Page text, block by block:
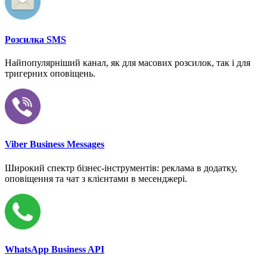
Розсилка SMS
Найпопулярніший канал, як для масових розсилок, так і для
тригерних оповіщень.
Viber Business Messages
Широкий спектр бізнес-інструментів: реклама в додатку,
оповіщення та чат з клієнтами в месенджері.
WhatsApp Business API